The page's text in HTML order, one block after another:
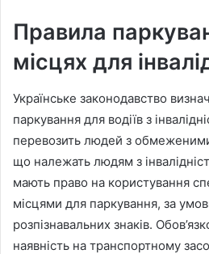
Правила
місцях для
Українське законодавство
паркування для водіїв з
перевозить людей з
що належать людям з
мають право на користування
місцями для паркування, за
розпізнавальних знаків.
наявність на транспортному